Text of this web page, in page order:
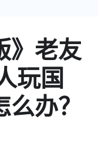
》老友
玩国
办？